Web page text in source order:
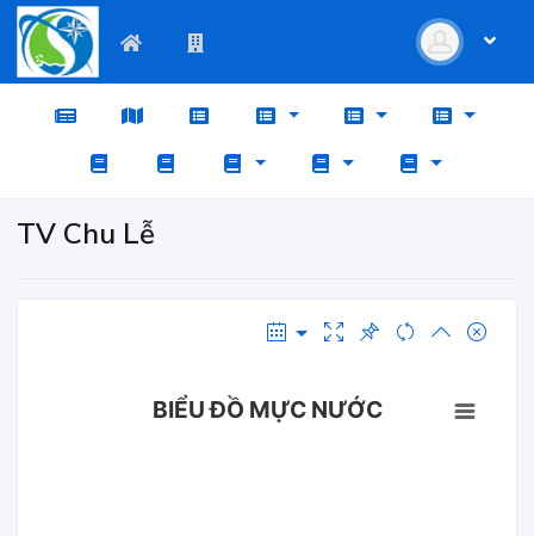
TV Chu Lễ
BIỂU ĐỒ MỰC NƯỚC